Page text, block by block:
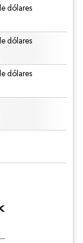
dólares
dólares
dólares
conforme CC BY 4.0.